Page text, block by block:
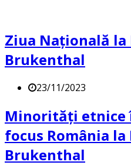
Ziua Națională
Brukenthal
23/11/2023
Minorități etnice
focus România
Brukenthal